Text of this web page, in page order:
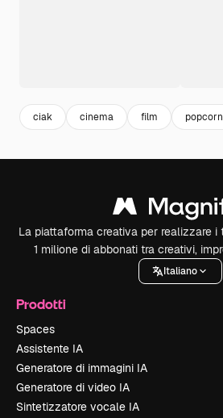
ciak cinema film popcorn
La piattaforma creativa per realizzare i
1 milione di abbonati tra creativi,
Italiano
Prodotti
Spaces
Assistente IA
Generatore di immagini IA
Generatore di video IA
Sintetizzatore vocale IA